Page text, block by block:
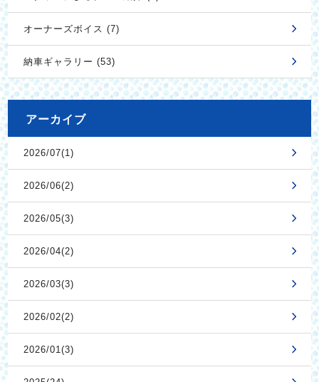
オーナーズボイス (7)
納車ギャラリー (53)
アーカイブ
2026/07(1)
2026/06(2)
2026/05(3)
2026/04(2)
2026/03(3)
2026/02(2)
2026/01(3)